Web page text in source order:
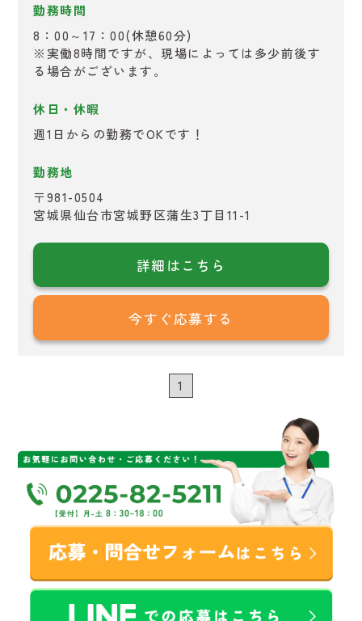
勤務時間
8：00～17：00(休憩60分)
※実働8時間ですが、現場によっては多少前後す
る場合がございます。
休日・休暇
週1日からの勤務でOKです！
勤務地
〒981-0504
宮城県仙台市宮城野区蒲生3丁目11-1
詳細はこちら
今すぐ応募する
1